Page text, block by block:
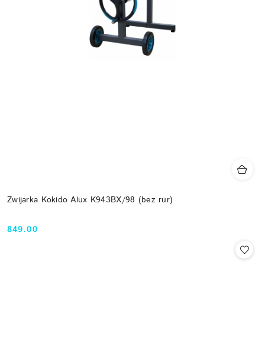
Zwijarka Kokido Alux K943BX/98 (bez rur)
Cena:
849.00